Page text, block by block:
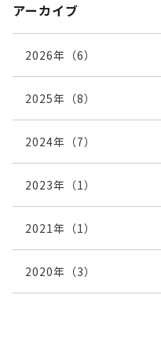
アーカイブ
2026年（6）
2025年（8）
2024年（7）
2023年（1）
2021年（1）
2020年（3）